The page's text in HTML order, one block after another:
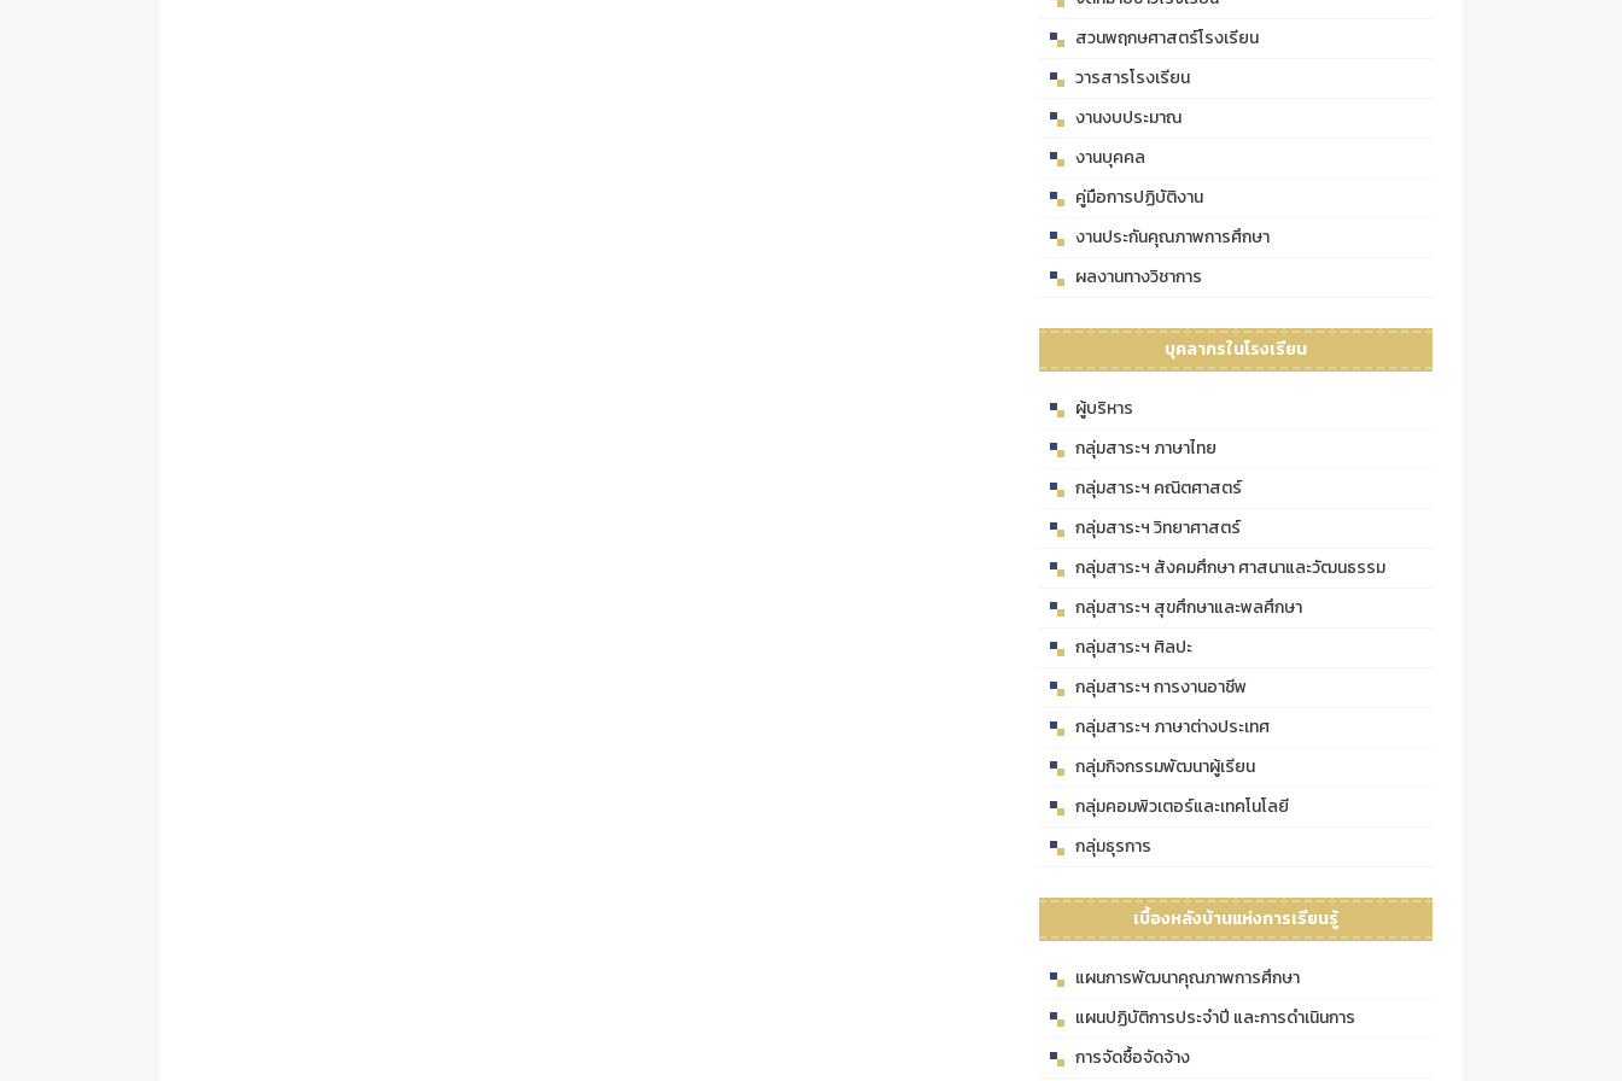
สวนพฤกษศาสตร์โรงเรียน
วารสารโรงเรียน
งานงบประมาณ
งานบุคคล
คู่มือการปฏิบัติงาน
งานประกันคุณภาพการศึกษา
ผลงานทางวิชาการ
บุคลากรในโรงเรียน
ผู้บริหาร
กลุ่มสาระฯ ภาษาไทย
กลุ่มสาระฯ คณิตศาสตร์
กลุ่มสาระฯ วิทยาศาสตร์
กลุ่มสาระฯ สังคมศึกษา ศาสนาและวัฒนธรรม
กลุ่มสาระฯ สุขศึกษาและพลศึกษา
กลุ่มสาระฯ ศิลปะ
กลุ่มสาระฯ การงานอาชีพ
กลุ่มสาระฯ ภาษาต่างประเทศ
กลุ่มกิจกรรมพัฒนาผู้เรียน
กลุ่มคอมพิวเตอร์และเทคโนโลยี
กลุ่มธุรการ
เบื้องหลังบ้านแห่งการเรียนรู้
แผนการพัฒนาคุณภาพการศึกษา
แผนปฏิบัติการประจำปี และการดำเนินการ
การจัดซื้อจัดจ้าง